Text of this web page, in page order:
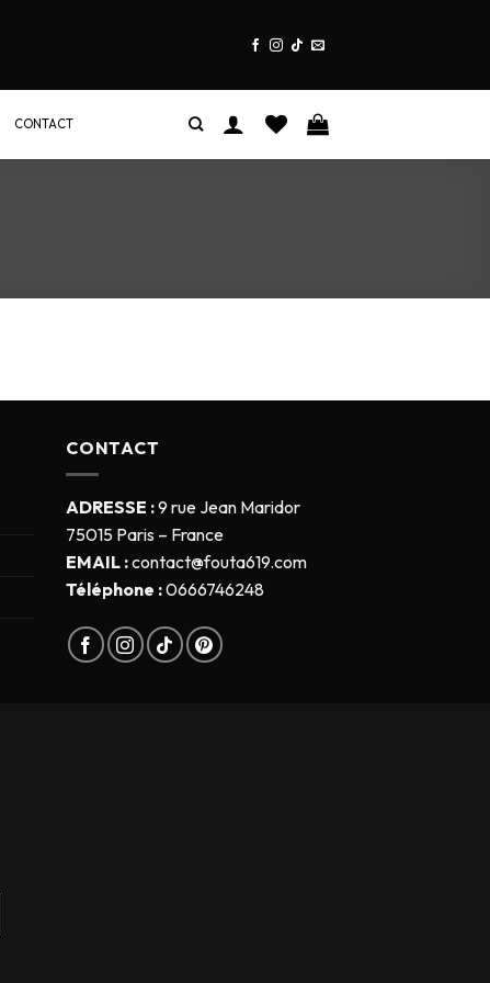
CONTACT
CONTACT
ADRESSE :9 rue Jean Maridor
75015 Paris – France
EMAIL :contact@fouta619.com
Téléphone :0666746248